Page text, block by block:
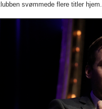
svømmede flere titler hjem.